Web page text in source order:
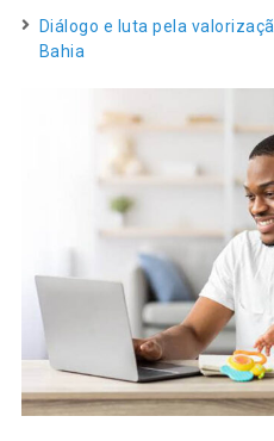
Diálogo e luta pela
Bahia